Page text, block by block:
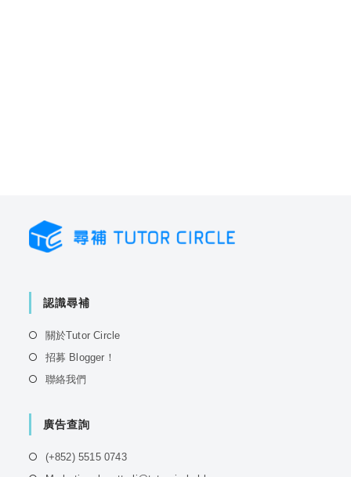
認識尋補
關於Tutor CircleOpens
招募 Blogger！
聯絡我們
new
廣告查詢
(+852) 5515 0743Opens